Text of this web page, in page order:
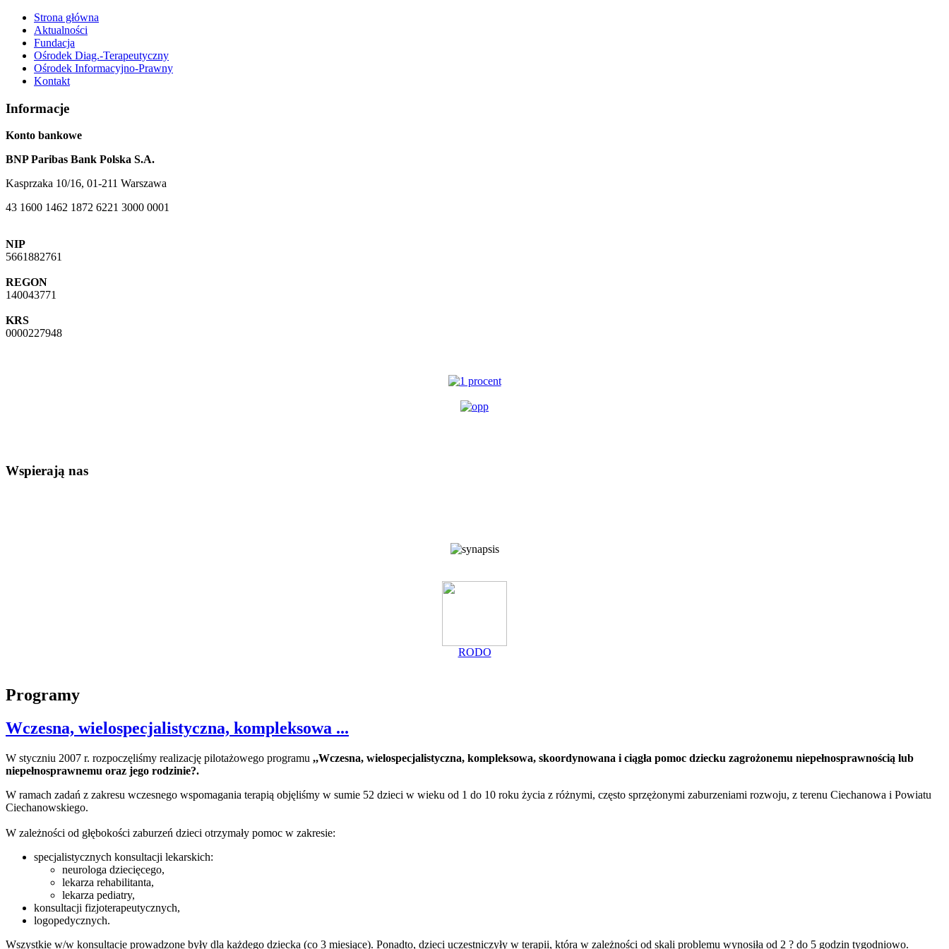
Strona główna
Aktualności
Fundacja
Ośrodek Diag.-Terapeutyczny
Ośrodek Informacyjno-Prawny
Kontakt
Informacje
Konto bankowe
BNP Paribas Bank Polska S.A.
Kasprzaka 10/16, 01-211 Warszawa
43 1600 1462 1872 6221 3000 0001
NIP
5661882761
REGON
140043771
KRS
0000227948
Wspierają nas
RODO
Programy
Wczesna, wielospecjalistyczna, kompleksowa ...
W styczniu 2007 r. rozpoczęliśmy realizację pilotażowego programu ,,Wczesna, wielospecjalistyczna, kompleksowa, skoordynowana i ciągła pomoc dziecku zagrożonemu niepełnosprawnością lub
niepełnosprawnemu oraz jego rodzinie?.
W ramach zadań z zakresu wczesnego wspomagania terapią objęliśmy w sumie 52 dzieci w wieku od 1 do 10 roku życia z różnymi, często sprzężonymi zaburzeniami rozwoju, z terenu Ciechanowa i Powiatu
Ciechanowskiego.
W zależności od głębokości zaburzeń dzieci otrzymały pomoc w zakresie:
specjalistycznych konsultacji lekarskich:
neurologa dziecięcego,
lekarza rehabilitanta,
lekarza pediatry,
konsultacji fizjoterapeutycznych,
logopedycznych.
Wszystkie w/w konsultacje prowadzone były dla każdego dziecka (co 3 miesiące). Ponadto, dzieci uczestniczyły w terapii, która w zależności od skali problemu wynosiła od 2 ? do 5 godzin tygodniowo.